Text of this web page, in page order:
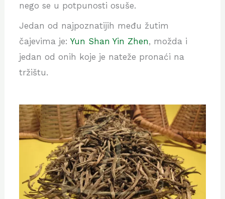
nego se u potpunosti osuše.
Jedan od najpoznatijih među žutim
čajevima je: Yun Shan Yin Zhen, možda i
jedan od onih koje je nateže pronaći na
tržištu.